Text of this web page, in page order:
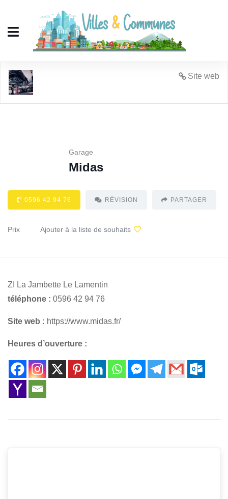
Site web
Garage
Midas
0596 42 94 76 RÉVISION PARTAGER
Prix Ajouter à la liste de souhaits
ZI La Jambette Le Lamentin
téléphone : 0596 42 94 76
Site web : https://www.midas.fr/
Heures d’ouverture :